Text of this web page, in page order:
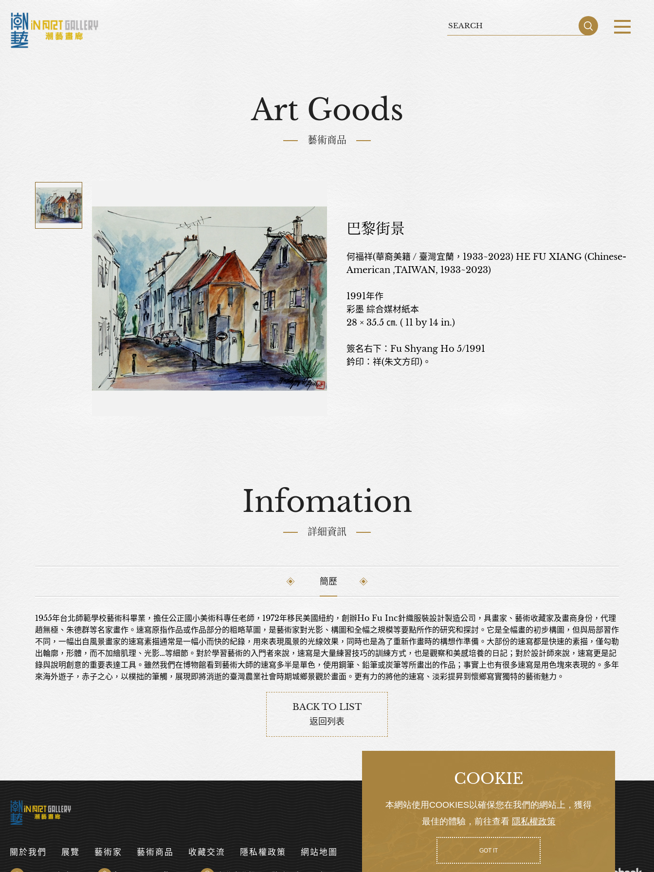
COOKIE
本網站使用COOKIES以確保您在我們的網站上，獲得
最佳的體驗，前往查看 隱私權政策
GOT IT
Art Goods
藝術商品
巴黎街景
何福祥(華裔美籍 / 臺灣宜蘭，1933~2023) HE FU XIANG (Chinese-
American ,TAIWAN, 1933~2023)
1991年作
彩墨 綜合媒材紙本
28 × 35.5 ㎝. ( 11 by 14 in.)
簽名右下：Fu Shyang Ho 5/1991
鈐印：祥(朱文方印)。
Infomation
詳細資訊
簡歷
1955年台北師範學校藝術科畢業，擔任公正國小美術科專任老師，1972年移民美國紐約，創辦Ho Fu Inc針織服裝設計製造公司，具畫家、藝術收藏家及畫商身份，代理
趙無極、朱德群等名家畫作。速寫原指作品或作品部分的粗略草圖，是藝術家對光影、構圖和全幅之規模等要點所作的研究和探討。它是全幅畫的初步構圖，但與局部習作
不同，一幅出自風景畫家的速寫素描通常是一幅小而快的紀錄，用來表現風景的光線效果，同時也是為了重新作畫時的構想作準備。大部份的速寫都是快速的素描，僅勾勒
出輪廓，形體，而不加繪肌理、光影…等細節。對於學習藝術的入門者來說，速寫是大量練習技巧的訓練方式，也是觀察和美感培養的日記；對於設計師來說，速寫更是記
錄與說明創意的重要表達工具。雖然我們在博物館看到藝術大師的速寫多半是單色，使用鋼筆、鉛筆或炭筆等所畫出的作品；事實上也有很多速寫是用色塊來表現的。多年
來海外遊子，赤子之心，以樸拙的筆觸，展現即將消逝的臺灣農業社會時期城鄉景觀於畫面。更有力的將他的速寫、淡彩提昇到懷鄉寫實獨特的藝術魅力。
BACK TO LIST
返回列表
關於我們 展覽 藝術家 藝術商品 收藏交流 隱私權政策 網站地圖